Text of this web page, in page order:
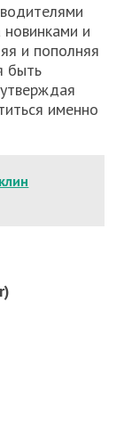
и
и пополняя
быть
именно